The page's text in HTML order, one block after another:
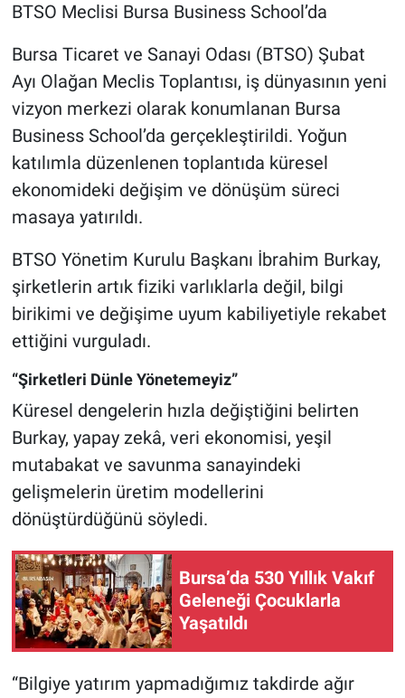
BTSO Meclisi Bursa Business School’da
Bursa Ticaret ve Sanayi Odası (BTSO) Şubat
Ayı Olağan Meclis Toplantısı, iş dünyasının yeni
vizyon merkezi olarak konumlanan Bursa
Business School’da gerçekleştirildi. Yoğun
katılımla düzenlenen toplantıda küresel
ekonomideki değişim ve dönüşüm süreci
masaya yatırıldı.
BTSO Yönetim Kurulu Başkanı İbrahim Burkay,
şirketlerin artık fiziki varlıklarla değil, bilgi
birikimi ve değişime uyum kabiliyetiyle rekabet
ettiğini vurguladı.
“Şirketleri Dünle Yönetemeyiz”
Küresel dengelerin hızla değiştiğini belirten
Burkay, yapay zekâ, veri ekonomisi, yeşil
mutabakat ve savunma sanayindeki
gelişmelerin üretim modellerini
dönüştürdüğünü söyledi.
Bursa’da 530 Yıllık Vakıf
Geleneği Çocuklarla
Yaşatıldı
“Bilgiye yatırım yapmadığımız takdirde ağır
Magazin
Siyaset
Yaşam
Spor
Nöbetçi Eczaneler